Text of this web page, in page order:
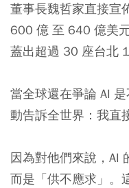
董事長魏哲家直接宣
600 億 至 640 億美
蓋出超過 30 座台北
當全球還在爭論 AI
動告訴全世界：我直
因為對他們來說，AI
而是「供不應求」。